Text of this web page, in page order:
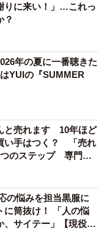
りに来い！」…これっ
？
年の夏に一番聴きた
YUIの『SUMMER
と売れます 10年ほど
い手はつく？ 「売れ
のステップ 専門家
の悩みを担当黒服に
！ 「人の悩
、サイテー」【現役キ